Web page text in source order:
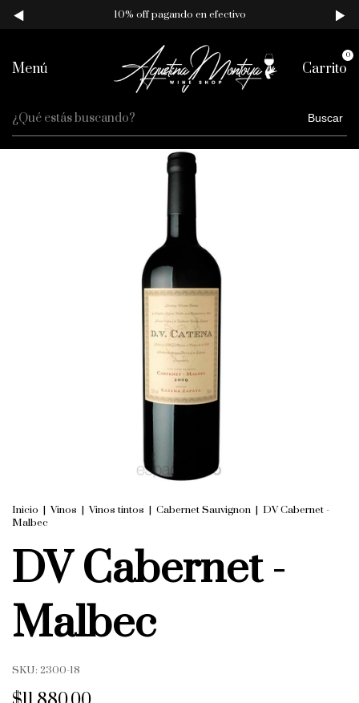
10% off pagando en efectivo
Menú Carrito
0
Buscar
Inicio | Vinos | Vinos tintos | Cabernet Sauvignon | DV Cabernet -
Malbec
DV Cabernet -
Malbec
SKU: 2300-18